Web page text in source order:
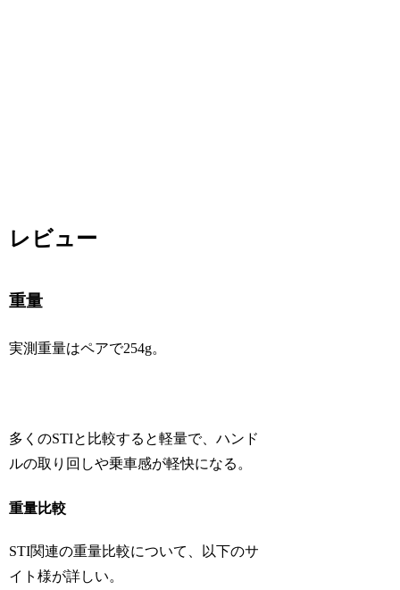
レビュー
重量
実測重量はペアで254g。
多くのSTIと比較すると軽量で、ハンド
ルの取り回しや乗車感が軽快になる。
重量比較
STI関連の重量比較について、以下のサ
イト様が詳しい。